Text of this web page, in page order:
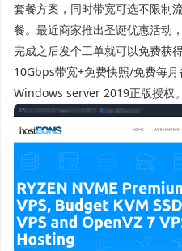
套餐方案，同时带宽可选不限制
餐。最近商家推出圣诞优惠活动
完成之后发个工单就可以免费获
10Gbps带宽+免费快照/免费每
Windows server 2019正版授权。